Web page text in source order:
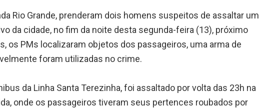
Rio Grande, prenderam dois homens suspeitos de assaltar um
da cidade, no fim da noite desta segunda-feira (13), próximo
os PMs localizaram objetos dos passageiros, uma arma de
foram utilizadas no crime.
da Linha Santa Terezinha, foi assaltado por volta das 23h na
onde os passageiros tiveram seus pertences roubados por